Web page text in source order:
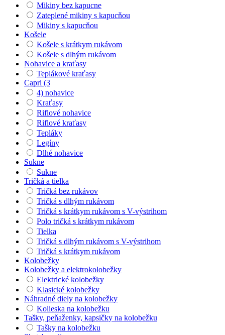
Mikiny bez kapucne
Zateplené mikiny s kapucňou
Mikiny s kapucňou
Košele
Košele s krátkym rukávom
Košele s dlhým rukávom
Nohavice a kraťasy
Teplákové kraťasy
Capri (3
4) nohavice
Kraťasy
Riflové nohavice
Riflové kraťasy
Tepláky
Legíny
Dlhé nohavice
Sukne
Sukne
Tričká a tielka
Tričká bez rukávov
Tričká s dlhým rukávom
Tričká s krátkym rukávom s V-výstrihom
Polo tričká s krátkym rukávom
Tielka
Tričká s dlhým rukávom s V-výstrihom
Tričká s krátkym rukávom
Kolobežky
Kolobežky a elektrokolobežky
Elektrické kolobežky
Klasické kolobežky
Náhradné diely na kolobežky
Kolieska na kolobežku
Tašky, peňaženky, kapsičky na kolobežku
Tašky na kolobežku